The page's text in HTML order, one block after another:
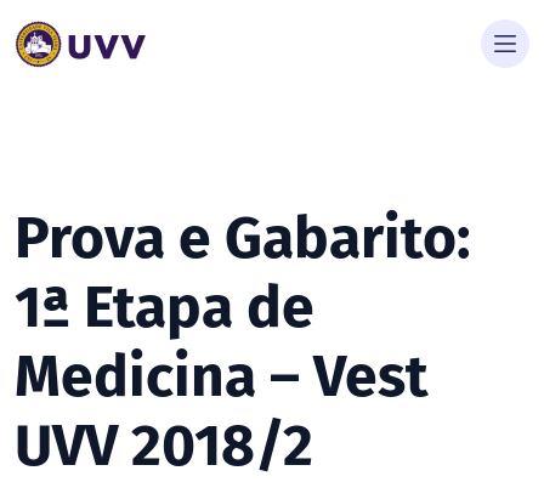
Prova e Gabarito:
1ª Etapa de
Medicina – Vest
UVV 2018/2